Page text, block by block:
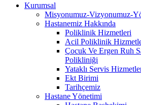
Kurumsal
Misyonumuz-Vizyonumuz-
Hastanemiz Hakkında
Poliklinik Hizmetleri
Acil Poliklinik
Çocuk Ve Ergen Ruh
Polikliniği
Yataklı Servis
Ekt Birimi
Tarihçemiz
Hastane Yönetimi